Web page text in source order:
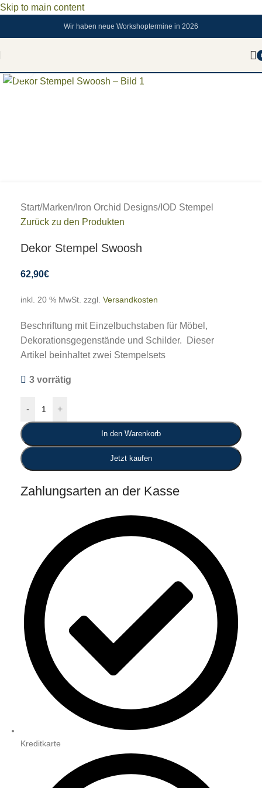
Skip to main content
Wir haben neue Workshoptermine in 2026
Start/Marken/Iron Orchid Designs/IOD Stempel
Zurück zu den Produkten
Dekor Stempel Swoosh
62,90€
inkl. 20 % MwSt. zzgl. Versandkosten
Beschriftung mit Einzelbuchstaben für Möbel,
Dekorationsgegenstände und Schilder.
Dieser
Artikel beinhaltet zwei Stempelsets
3 vorrätig
- +
In den Warenkorb
Jetzt kaufen
Zahlungsarten an der Kasse
Kreditkarte